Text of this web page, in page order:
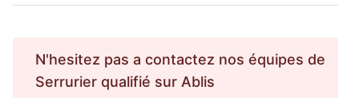
N'hesitez pas a contactez nos équipes de
Serrurier qualifié sur Ablis